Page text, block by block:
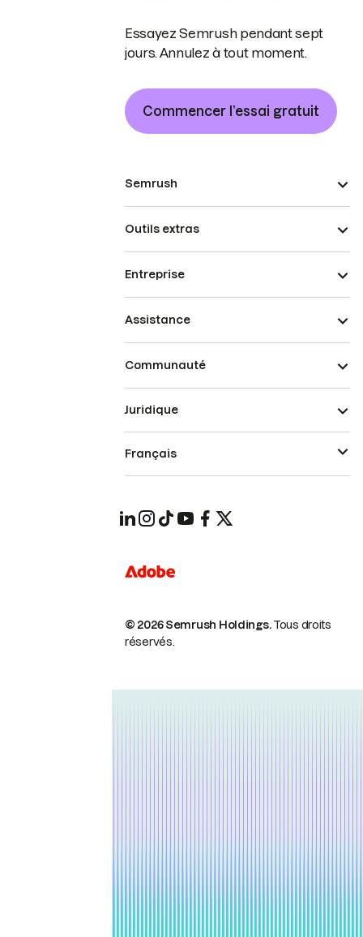
Essayez Semrush pendant sept
jours. Annulez à tout moment.
Commencer l’essai gratuit
Semrush
Outils extras
Entreprise
Assistance
Communauté
© 2026 Semrush Holdings.Tous droits
réservés.
Juridique
Français